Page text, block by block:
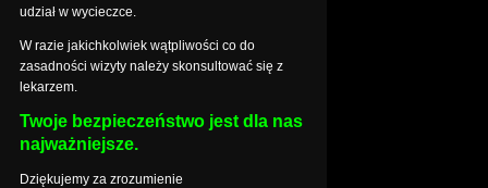
udział w wycieczce.
W razie jakichkolwiek wątpliwości co do
zasadności wizyty należy skonsultować się z
lekarzem.
Twoje bezpieczeństwo jest dla nas
najważniejsze.
Dziękujemy za zrozumienie